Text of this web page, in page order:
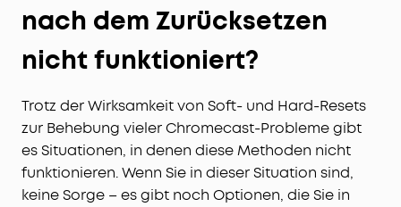
nach dem Zurücksetzen
nicht funktioniert?
Trotz der Wirksamkeit von Soft- und Hard-Resets
zur Behebung vieler Chromecast-Probleme gibt
es Situationen, in denen diese Methoden nicht
funktionieren. Wenn Sie in dieser Situation sind,
keine Sorge – es gibt noch Optionen, die Sie in